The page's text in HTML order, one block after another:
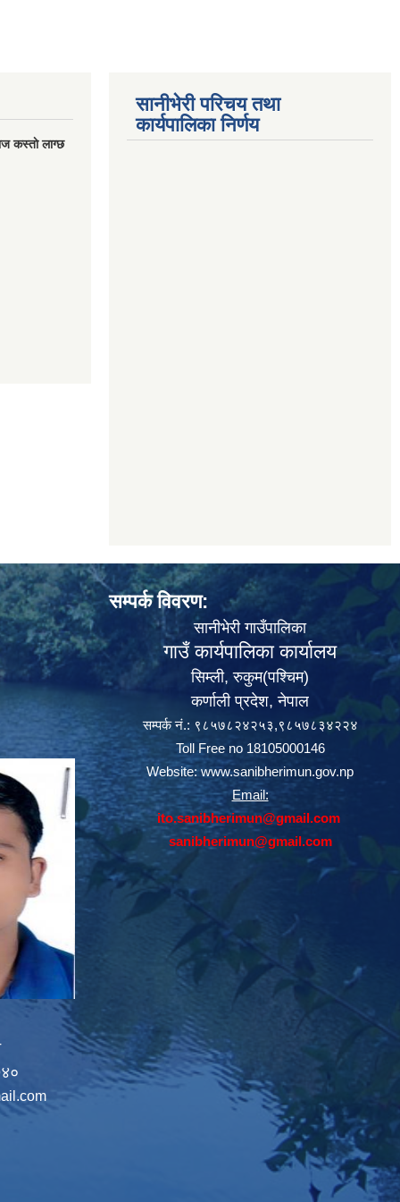
कस्ताे लाग्छ
सानीभेरी परिचय तथा
कार्यपालिका निर्णय
सम्पर्क विवरण:
सानीभेरी गाउँपालिका
गाउँ कार्यपालिका कार्यालय
सिम्ली, रुकुम(पश्‍चिम)
कर्णाली प्रदेश, नेपाल
सम्पर्क नं.: ९८५७८२४२५३,९८५७८३४२२४
Toll Free no 18105000146
Website:www.sanibherimun.gov.np
Email:
ito.sanibherimun@gmail.com
sanibherimun@gmail.com